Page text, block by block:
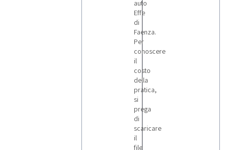
auto
Effe
di
Faenza.
Per
conoscere
il
costo
della
pratica,
si
prega
di
scaricare
il
file